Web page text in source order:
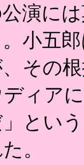
演に
小五
その
ィア
とい
。